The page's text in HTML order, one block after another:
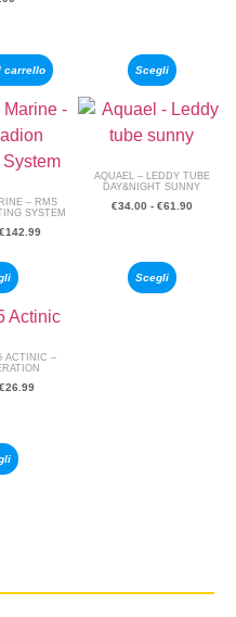
carrello Scegli
– RMS
SYSTEM
€142.99
AQUAEL – LEDDY TUBE
DAY&NIGHT SUNNY
€34.00 - €61.90
Scegli
ACTINIC –
€26.99